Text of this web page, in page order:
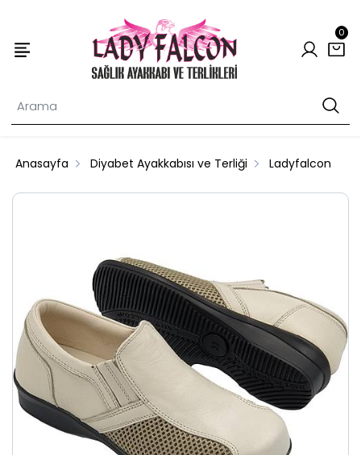
0
Anasayfa Diyabet Ayakkabısı ve Terliği Ladyfalcon